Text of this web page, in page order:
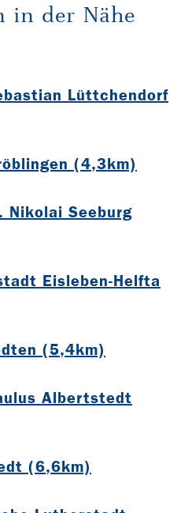
in der Nähe
Lüttchendorf
(4,3km)
Nikolai Seeburg
Eisleben-Helfta
(5,4km)
Albertstedt
(6,6km)